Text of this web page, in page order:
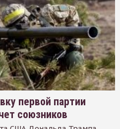
первой партии
союзников